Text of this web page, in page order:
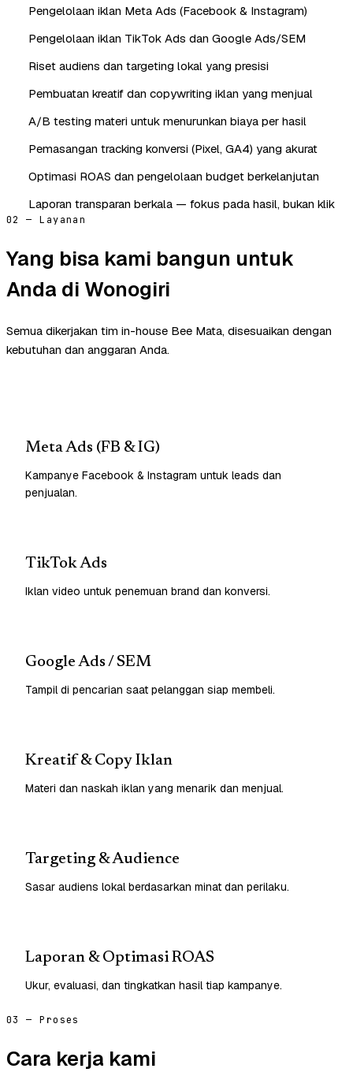
Pengelolaan iklan Meta Ads (Facebook & Instagram)
Pengelolaan iklan TikTok Ads dan Google Ads/SEM
Riset audiens dan targeting lokal yang presisi
Pembuatan kreatif dan copywriting iklan yang menjual
A/B testing materi untuk menurunkan biaya per hasil
Pemasangan tracking konversi (Pixel, GA4) yang akurat
Optimasi ROAS dan pengelolaan budget berkelanjutan
Laporan transparan berkala — fokus pada hasil, bukan klik
02 — Layanan
Yang bisa kami bangun untuk
Anda di Wonogiri
Semua dikerjakan tim in-house Bee Mata, disesuaikan dengan
kebutuhan dan anggaran Anda.
Meta Ads (FB & IG)
Kampanye Facebook & Instagram untuk leads dan
penjualan.
TikTok Ads
Iklan video untuk penemuan brand dan konversi.
Google Ads / SEM
Tampil di pencarian saat pelanggan siap membeli.
Kreatif & Copy Iklan
Materi dan naskah iklan yang menarik dan menjual.
Targeting & Audience
Sasar audiens lokal berdasarkan minat dan perilaku.
Laporan & Optimasi ROAS
Ukur, evaluasi, dan tingkatkan hasil tiap kampanye.
03 — Proses
Cara kerja kami